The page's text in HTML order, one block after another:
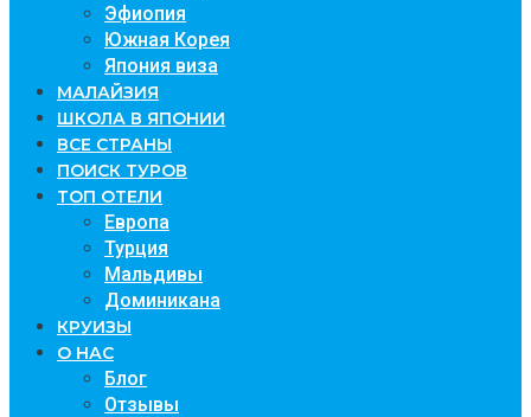
Эфиопия
Южная Корея
Япония виза
МАЛАЙЗИЯ
ШКОЛА В ЯПОНИИ
ВСЕ СТРАНЫ
ПОИСК ТУРОВ
ТОП ОТЕЛИ
Европа
Турция
Мальдивы
Доминикана
КРУИЗЫ
О НАС
Блог
Отзывы